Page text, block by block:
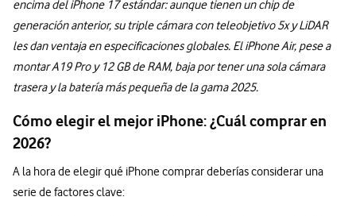
encima del iPhone 17 estándar: aunque tienen un chip de
generación anterior, su triple cámara con teleobjetivo 5x y LiDAR
les dan ventaja en especificaciones globales. El iPhone Air, pese a
montar A19 Pro y 12 GB de RAM, baja por tener una sola cámara
trasera y la batería más pequeña de la gama 2025.
Cómo elegir el mejor iPhone: ¿Cuál comprar en
2026?
A la hora de elegir qué iPhone comprar deberías considerar una
serie de factores clave: